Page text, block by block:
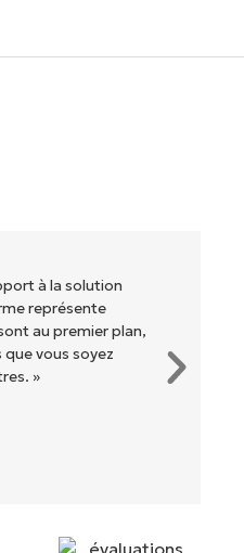
à la solution
représente
au premier plan,
vous soyez
»